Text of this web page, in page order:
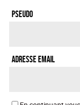
Pseudo
Adresse Email